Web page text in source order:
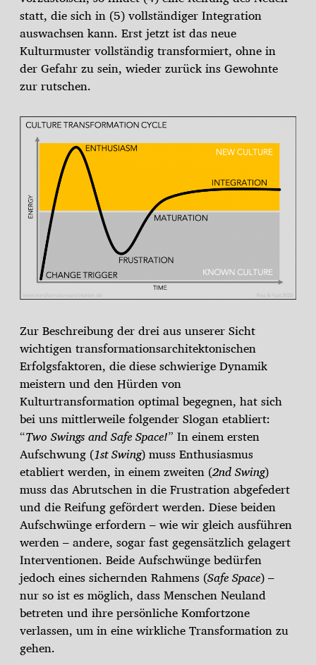
statt, die sich in (5) vollständiger Integration
auswachsen kann. Erst jetzt ist das neue
Kulturmuster vollständig transformiert, ohne in
der Gefahr zu sein, wieder zurück ins Gewohnte
zur rutschen.
Zur Beschreibung der drei aus unserer Sicht
wichtigen transformationsarchitektonischen
Erfolgsfaktoren, die diese schwierige Dynamik
meistern und den Hürden von
Kulturtransformation optimal begegnen, hat sich
bei uns mittlerweile folgender Slogan etabliert:
“Two Swings and Safe Space!” In einem ersten
Aufschwung (1st Swing) muss Enthusiasmus
etabliert werden, in einem zweiten (2nd Swing)
muss das Abrutschen in die Frustration abgefedert
und die Reifung gefördert werden. Diese beiden
Aufschwünge erfordern – wie wir gleich ausführen
werden – andere, sogar fast gegensätzlich gelagert
Interventionen. Beide Aufschwünge bedürfen
jedoch eines sichernden Rahmens (Safe Space) –
nur so ist es möglich, dass Menschen Neuland
betreten und ihre persönliche Komfortzone
verlassen, um in eine wirkliche Transformation zu
gehen.